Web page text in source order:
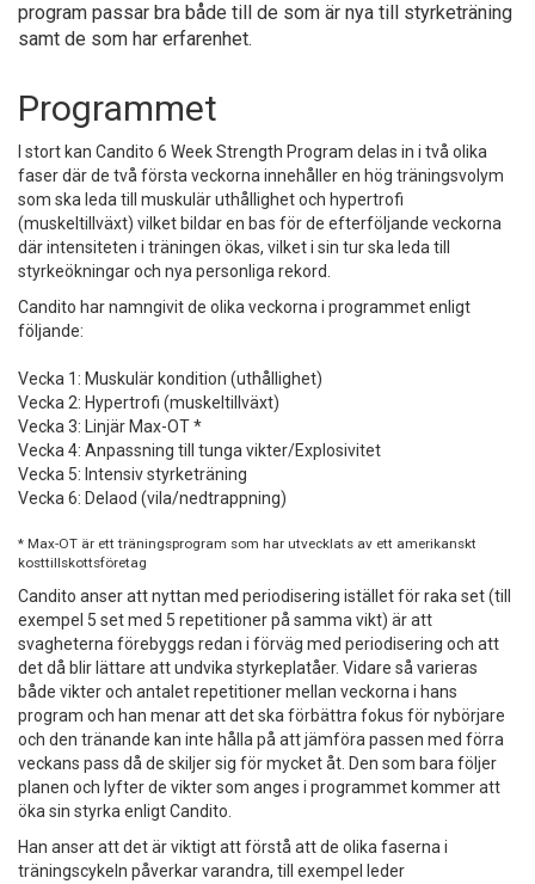
program passar bra både till de som är nya till styrketräning
samt de som har erfarenhet.
Programmet
I stort kan Candito 6 Week Strength Program delas in i två olika
faser där de två första veckorna innehåller en hög träningsvolym
som ska leda till muskulär uthållighet och hypertrofi
(muskeltillväxt) vilket bildar en bas för de efterföljande veckorna
där intensiteten i träningen ökas, vilket i sin tur ska leda till
styrkeökningar och nya personliga rekord.
Candito har namngivit de olika veckorna i programmet enligt
följande:
Vecka 1: Muskulär kondition (uthållighet)
Vecka 2: Hypertrofi (muskeltillväxt)
Vecka 3: Linjär Max-OT *
Vecka 4: Anpassning till tunga vikter/Explosivitet
Vecka 5: Intensiv styrketräning
Vecka 6: Delaod (vila/nedtrappning)
* Max-OT är ett träningsprogram som har utvecklats av ett amerikanskt
kosttillskottsföretag
Candito anser att nyttan med periodisering istället för raka set (till
exempel 5 set med 5 repetitioner på samma vikt) är att
svagheterna förebyggs redan i förväg med periodisering och att
det då blir lättare att undvika styrkeplatåer. Vidare så varieras
både vikter och antalet repetitioner mellan veckorna i hans
program och han menar att det ska förbättra fokus för nybörjare
och den tränande kan inte hålla på att jämföra passen med förra
veckans pass då de skiljer sig för mycket åt. Den som bara följer
planen och lyfter de vikter som anges i programmet kommer att
öka sin styrka enligt Candito.
Han anser att det är viktigt att förstå att de olika faserna i
träningscykeln påverkar varandra, till exempel leder